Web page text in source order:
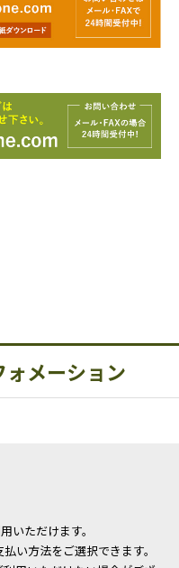
メーション
いただけます。
い方法をご選択できます。